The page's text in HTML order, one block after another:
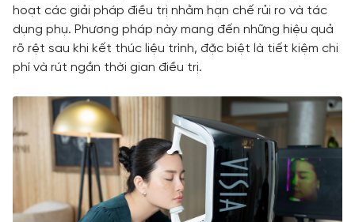
hoạt các giải pháp điều trị nhằm hạn chế rủi ro và tác
dụng phụ. Phương pháp này mang đến những hiệu quả
rõ rệt sau khi kết thúc liệu trình, đặc biệt là tiết kiệm chi
phí và rút ngắn thời gian điều trị.